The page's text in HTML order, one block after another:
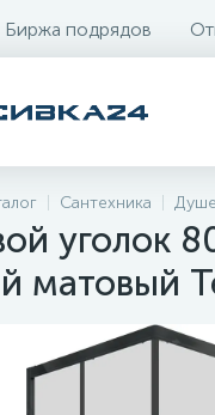
Биржа подрядов
Сантехника
уголок
матовый